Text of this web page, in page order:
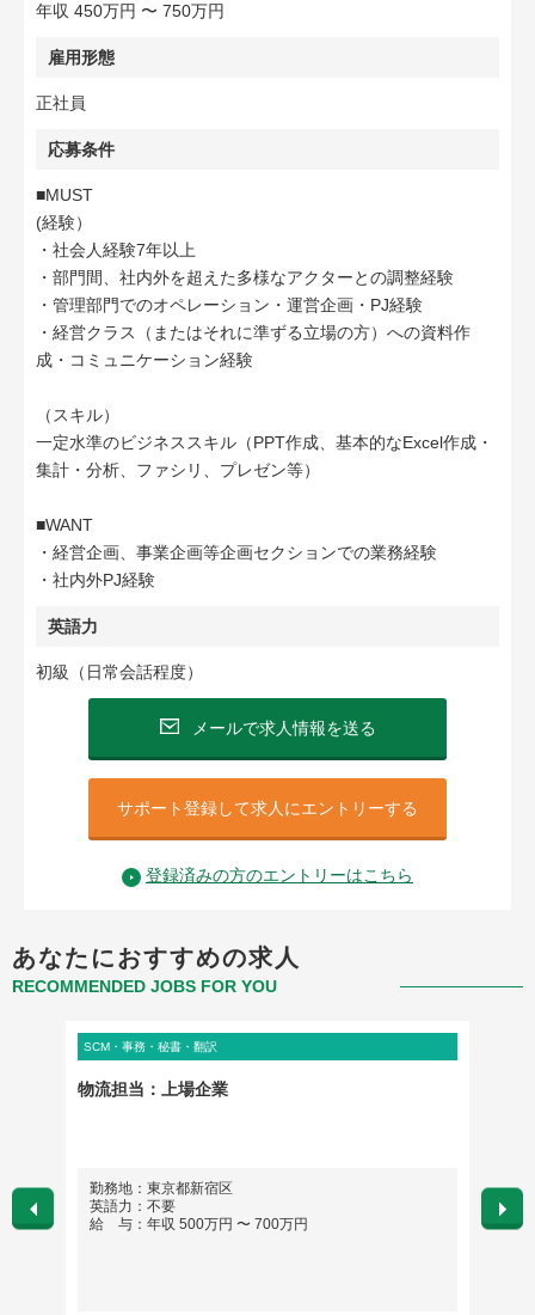
年収 450万円 〜 750万円
雇用形態
正社員
応募条件
■MUST
(経験）
・社会人経験7年以上
・部門間、社内外を超えた多様なアクターとの調整経験
・管理部門でのオペレーション・運営企画・PJ経験
・経営クラス（またはそれに準ずる立場の方）への資料作
成・コミュニケーション経験
（スキル）
一定水準のビジネススキル（PPT作成、基本的なExcel作成・
集計・分析、ファシリ、プレゼン等）
■WANT
・経営企画、事業企画等企画セクションでの業務経験
・社内外PJ経験
英語力
初級（日常会話程度）
メールで求人情報を送る
サポート登録して求人にエントリーする
登録済みの方のエントリーはこちら
あなたにおすすめの求人
RECOMMENDED JOBS FOR YOU
SCM・事務・秘書・翻訳
物流担当：上場企業
勤務地：東京都新宿区
英語力：不要
給 与：年収 500万円 〜 700万円
勤務
英語
給